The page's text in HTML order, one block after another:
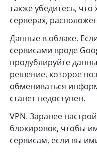
также убедитесь, что
серверах,
Данные в облаке.
сервисами вроде
продублируйте
решение, которое
обмениваться
станет недоступен.
VPN. Заранее
блокировок, чтобы
сервисам, если вы